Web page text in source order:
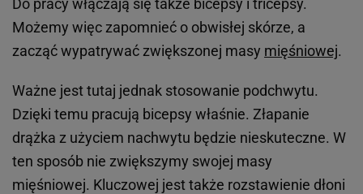
Do pracy włączają się także bicepsy i tricepsy.
Możemy więc zapomnieć o obwisłej skórze, a
zacząć wypatrywać zwiększonej masy mięśniowej.
Ważne jest tutaj jednak stosowanie podchwytu.
Dzięki temu pracują bicepsy właśnie. Złapanie
drążka z użyciem nachwytu będzie nieskuteczne. W
ten sposób nie zwiększymy swojej masy
mięśniowej. Kluczowej jest także rozstawienie dłoni